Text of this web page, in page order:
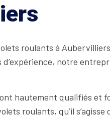
roulants à
notre
hautement qualifiés
roulants, qu’il s’agisse